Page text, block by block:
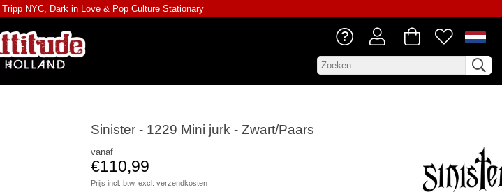
Tripp NYC, Dark in Love & Pop Culture Stationary
Sinister - 1229 Mini jurk - Zwart/Paars
vanaf
€110,99
Prijs incl. btw, excl. verzendkosten